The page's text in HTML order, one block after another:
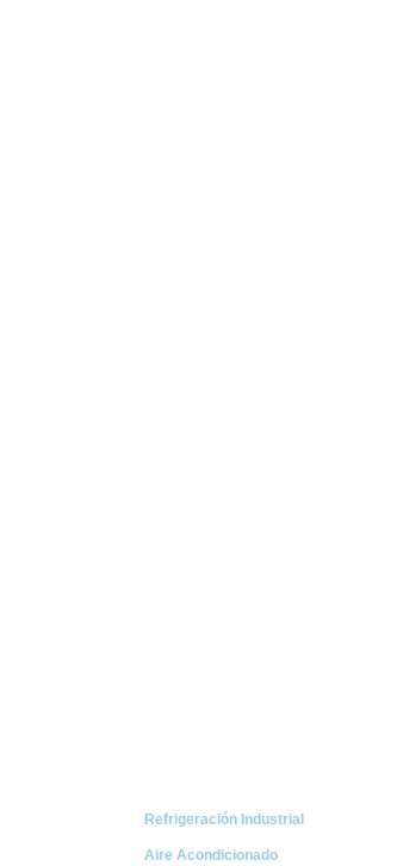
Refrigeración Industrial
Aire Acondicionado